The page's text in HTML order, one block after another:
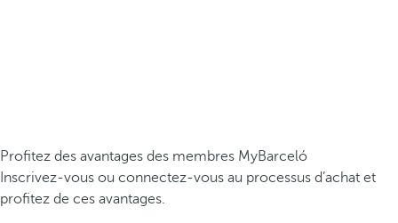
Profitez des avantages des membres MyBarceló
Inscrivez-vous ou connectez-vous au processus d’achat et
profitez de ces avantages.